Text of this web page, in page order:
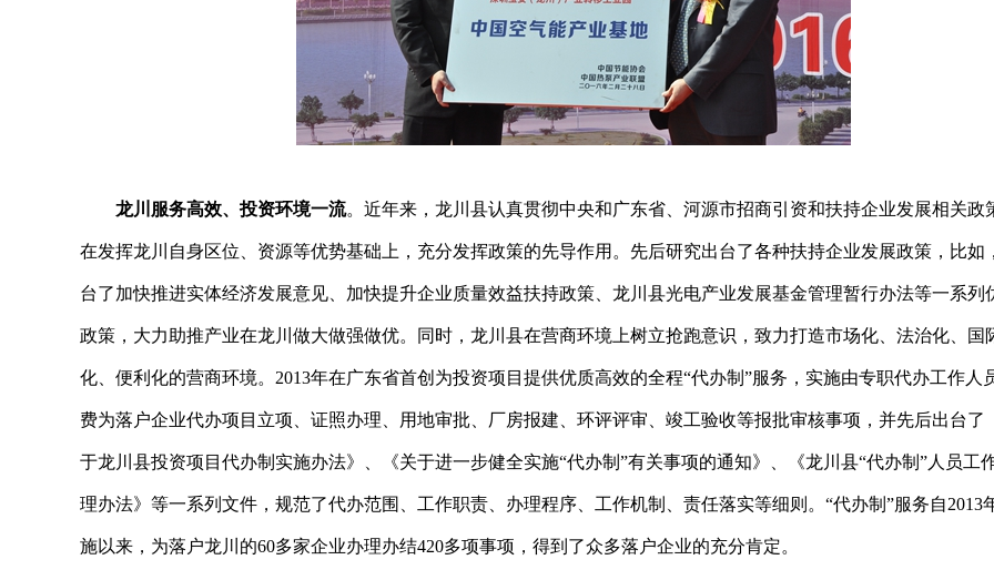
龙川服务高效、投资环境一流。近年来，龙川县认真贯彻中央和广东省、河源市招商引资和扶持企业发展相关政
在发挥龙川自身区位、资源等优势基础上，充分发挥政策的先导作用。先后研究出台了各种扶持企业发展政策，比如
台了加快推进实体经济发展意见、加快提升企业质量效益扶持政策、龙川县光电产业发展基金管理暂行办法等一系列
政策，大力助推产业在龙川做大做强做优。同时，龙川县在营商环境上树立抢跑意识，致力打造市场化、法治化、国
化、便利化的营商环境。2013年在广东省首创为投资项目提供优质高效的全程“代办制”服务，实施由专职代办工作人
费为落户企业代办项目立项、证照办理、用地审批、厂房报建、环评评审、竣工验收等报批审核事项，并先后出台了
于龙川县投资项目代办制实施办法》、《关于进一步健全实施“代办制”有关事项的通知》、《龙川县“代办制”人员工
理办法》等一系列文件，规范了代办范围、工作职责、办理程序、工作机制、责任落实等细则。“代办制”服务自2013
施以来，为落户龙川的60多家企业办理办结420多项事项，得到了众多落户企业的充分肯定。